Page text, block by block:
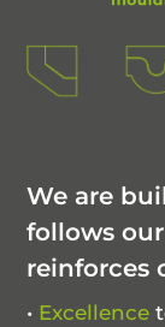
We are
follows
reinforces
• Excellence